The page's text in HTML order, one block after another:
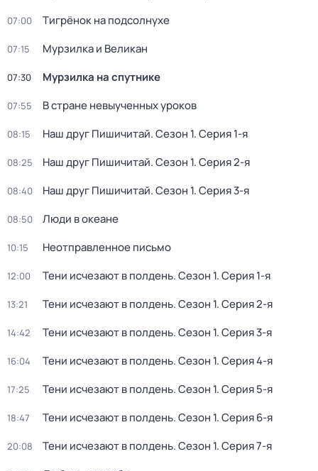
07:00 Тигрёнок на подсолнухе
07:15 Мурзилка и Великан
07:30 Мурзилка на спутнике
07:55 В стране невыученных уроков
08:15 Наш друг Пишичитай. Сезон 1. Серия 1-я
08:25 Наш друг Пишичитай. Сезон 1. Серия 2-я
08:40 Наш друг Пишичитай. Сезон 1. Серия 3-я
08:50 Люди в океане
10:15 Неотправленное письмо
12:00 Тени исчезают в полдень. Сезон 1. Серия 1-я
13:21 Тени исчезают в полдень. Сезон 1. Серия 2-я
14:42 Тени исчезают в полдень. Сезон 1. Серия 3-я
16:04 Тени исчезают в полдень. Сезон 1. Серия 4-я
17:25 Тени исчезают в полдень. Сезон 1. Серия 5-я
18:47 Тени исчезают в полдень. Сезон 1. Серия 6-я
20:08 Тени исчезают в полдень. Сезон 1. Серия 7-я